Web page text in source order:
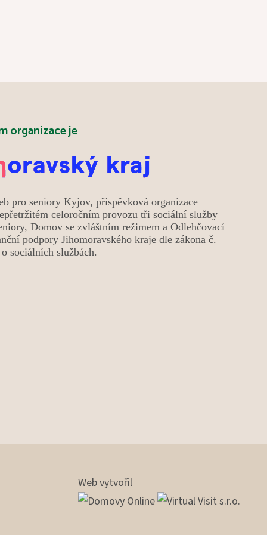
úsměvu, setkávání a příjemně stráveným chvílím.
organizace je
pro seniory Kyjov, příspěvková organizace
celoročním provozu tři sociální služby
Domov se zvláštním režimem a Odlehčovací
podpory Jihomoravského kraje dle zákona č.
sociálních službách.
Web vytvořil